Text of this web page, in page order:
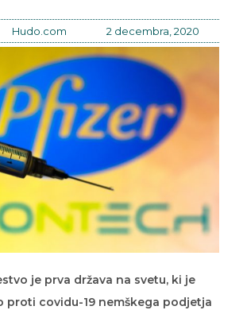
Hudo.com 2 decembra, 2020
je prva država na svetu, ki je
proti covidu-19 nemškega podjetja